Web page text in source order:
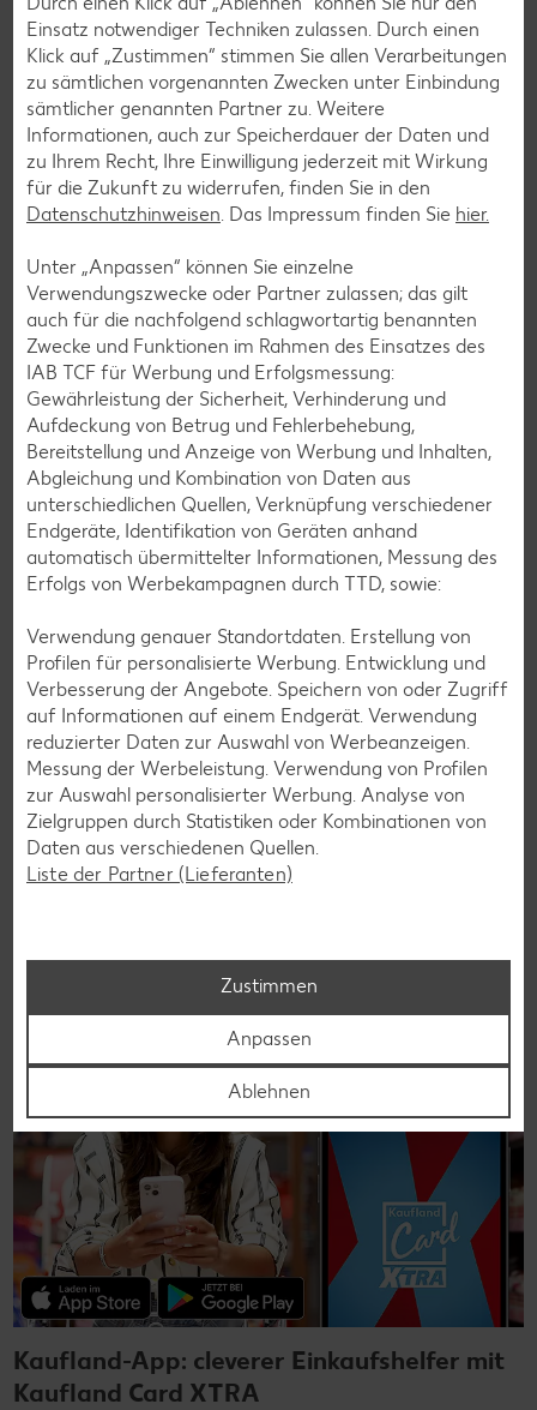
Newsletter-Anmeldung
Abonnenten profitieren von vielen Vorteilen wie den besten
Angeboten zum Donnerstag, Wochenende oder
Zur Anmeldung
Messenger-Services – Jetzt kostenlos
anmelden
Mit unserem Messenger-Service erhältst du wöchentlich
unseren aktuellen Prospekt mit den neuesten Angeboten
per Messenger-App, Telegram, WhatsApp, Signal, Threema
oder Viber zugesendet.
Kaufland-App: cleverer Einkaufshelfer mit
Kaufland Card XTRA
Einsatz notwendiger Techniken zulassen. Durch einen
Klick auf „Zustimmen“ stimmen Sie allen Verarbeitungen
zu sämtlichen vorgenannten Zwecken unter Einbindung
sämtlicher genannten Partner zu. Weitere
Informationen, auch zur Speicherdauer der Daten und
zu Ihrem Recht, Ihre Einwilligung jederzeit mit Wirkung
für die Zukunft zu widerrufen, finden Sie in den
Datenschutzhinweisen. Das Impressum finden Sie hier.
Unter „Anpassen“ können Sie einzelne
Verwendungszwecke oder Partner zulassen; das gilt
auch für die nachfolgend schlagwortartig benannten
Zwecke und Funktionen im Rahmen des Einsatzes des
IAB TCF für Werbung und Erfolgsmessung:
Gewährleistung der Sicherheit, Verhinderung und
Aufdeckung von Betrug und Fehlerbehebung,
Bereitstellung und Anzeige von Werbung und Inhalten,
Abgleichung und Kombination von Daten aus
unterschiedlichen Quellen, Verknüpfung verschiedener
Endgeräte, Identifikation von Geräten anhand
automatisch übermittelter Informationen, Messung des
Erfolgs von Werbekampagnen durch TTD, sowie:
Verwendung genauer Standortdaten. Erstellung von
Profilen für personalisierte Werbung. Entwicklung und
Verbesserung der Angebote. Speichern von oder Zugriff
auf Informationen auf einem Endgerät. Verwendung
reduzierter Daten zur Auswahl von Werbeanzeigen.
Messung der Werbeleistung. Verwendung von Profilen
zur Auswahl personalisierter Werbung. Analyse von
Zielgruppen durch Statistiken oder Kombinationen von
Daten aus verschiedenen Quellen.
Liste der Partner (Lieferanten)
Zustimmen
Anpassen
Ablehnen